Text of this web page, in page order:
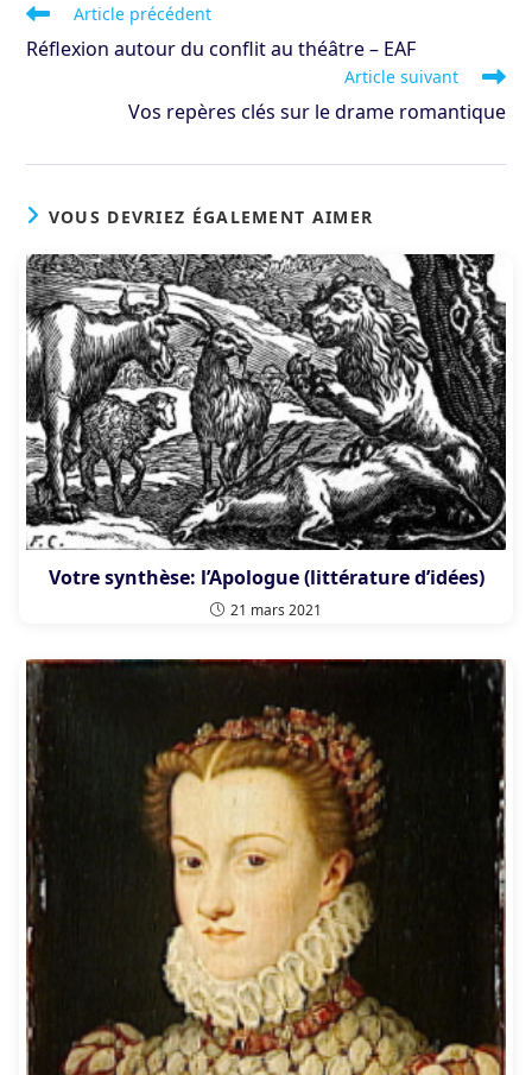
Read
more
articles
Article précédent
Réflexion autour du conflit au théâtre – EAF
Article suivant
Vos repères clés sur le drame romantique
VOUS DEVRIEZ ÉGALEMENT AIMER
Votre synthèse: l’Apologue (littérature d’idées)
21 mars 2021